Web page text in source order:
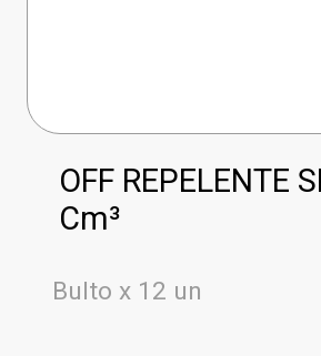
OFF REPELENTE
Cm³
Bulto x 12 un